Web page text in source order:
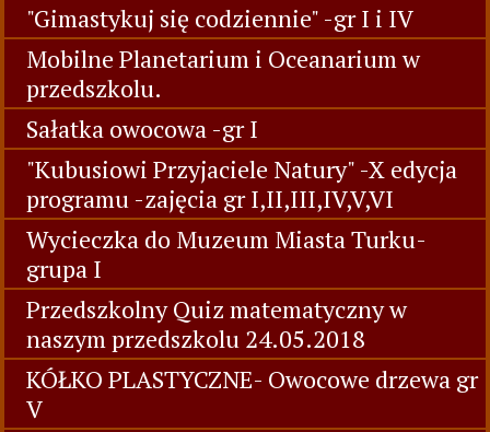
"Gimastykuj się codziennie" -gr I i IV
Mobilne Planetarium i Oceanarium w
przedszkolu.
Sałatka owocowa -gr I
"Kubusiowi Przyjaciele Natury" -X edycja
programu -zajęcia gr I,II,III,IV,V,VI
Wycieczka do Muzeum Miasta Turku-
grupa I
Przedszkolny Quiz matematyczny w
naszym przedszkolu 24.05.2018
KÓŁKO PLASTYCZNE- Owocowe drzewa gr
V